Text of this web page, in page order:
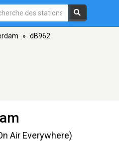
» dB962
Air Everywhere)